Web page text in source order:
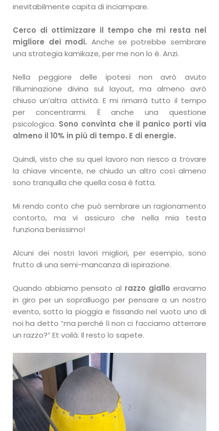
inevitabilmente capita di inciampare.
Cerco di ottimizzare il tempo che mi resta nel
migliore dei modi. Anche se potrebbe sembrare
una strategia kamikaze, per me non lo è. Anzi.
Nella peggiore delle ipotesi non avrò avuto
l’illuminazione divina sul layout, ma almeno avrò
chiuso un’altra attività. E mi rimarrà tutto il tempo
per concentrarmi. È anche una questione
psicologica. Sono convinta che il panico porti via
almeno il 10% in più di tempo. E di energie.
Quindi, visto che su quel lavoro non riesco a trovare
la chiave vincente, ne chiudo un altro così almeno
sono tranquilla che quella cosa è fatta.
Mi rendo conto che può sembrare un ragionamento
contorto, ma vi assicuro che nella mia testa
funziona benissimo!
Alcuni dei nostri lavori migliori, per esempio, sono
frutto di una semi-mancanza di ispirazione.
Quando abbiamo pensato al razzo giallo eravamo
in giro per un sopralluogo per pensare a un nostro
evento, sotto la pioggia e fissando nel vuoto uno di
noi ha detto “ma perché lì non ci facciamo atterrare
un razzo?” Et voilà. Il resto lo sapete.